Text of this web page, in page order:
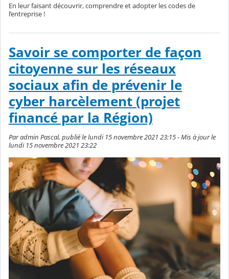
En leur faisant découvrir, comprendre et adopter les codes de
l’entreprise !
Savoir se comporter de façon
citoyenne sur les réseaux
sociaux afin de prévenir le
cyber harcèlement (projet
financé par la Région)
Par admin Pascal, publié le lundi 15 novembre 2021 23:15 - Mis à jour le
lundi 15 novembre 2021 23:22